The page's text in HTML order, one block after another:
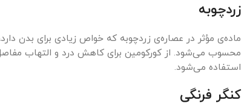
زردچوبه
ماده‌ی مؤثر در عصاره‌ی زردچوبه که خواص زیادی برای بدن
محسوب می‌شود. از کورکومین برای کاهش درد و التهاب
استفاده می‌شود.
کنگر فرنگی